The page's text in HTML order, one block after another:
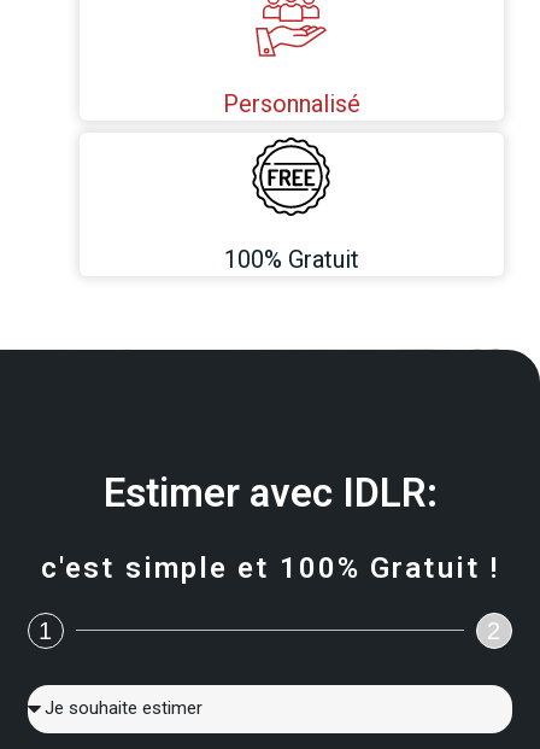
Personnalisé
100% Gratuit
Estimer avec IDLR:
c'est simple et 100% Gratuit !
1 2